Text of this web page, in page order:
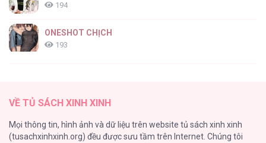
194
ONESHOT CHỊCH
193
184
VỀ TỦ SÁCH XINH XINH
Mọi thông tin, hình ảnh và dữ liệu trên website tủ sách xinh xinh
(tusachxinhxinh.org) đều được sưu tầm trên Internet. Chúng tôi